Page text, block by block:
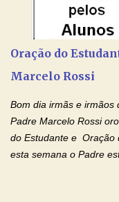
Rossi Site Padre
Tocai, Cura! E
gerações, através de
genealógica. Que o
Oração do
Marcelo Rossi
Bom dia irmãs e irmãos
Padre Marcelo Rossi
do Estudante e Oração
esta semana o Padre